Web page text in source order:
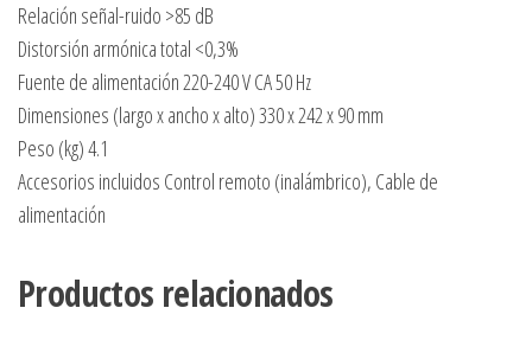
Relación señal-ruido >85 dB
Distorsión armónica total <0,3%
Fuente de alimentación 220-240 V CA 50 Hz
Dimensiones (largo x ancho x alto) 330 x 242 x 90 mm
Peso (kg) 4.1
Accesorios incluidos Control remoto (inalámbrico), Cable de
alimentación
Productos relacionados